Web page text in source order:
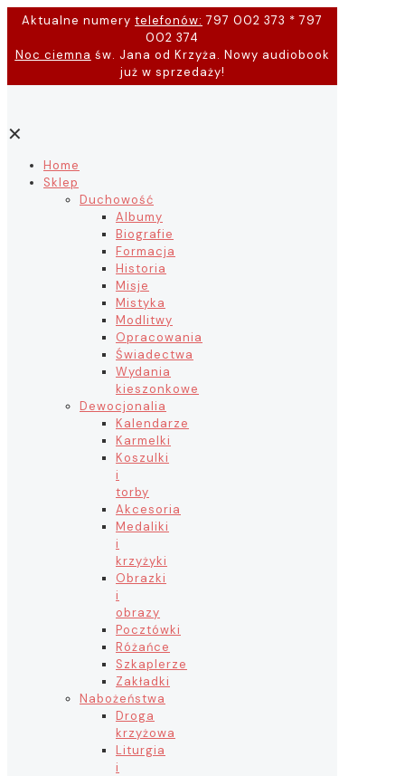
Aktualne numery telefonów: 797 002 373 * 797
002 374
Noc ciemna św. Jana od Krzyża. Nowy audiobook
już w sprzedaży!
✕
Home
Sklep
Duchowość
Albumy
Biografie
Formacja
Historia
Misje
Mistyka
Modlitwy
Opracowania
Świadectwa
Wydania
kieszonkowe
Dewocjonalia
Kalendarze
Karmelki
Koszulki
i
torby
Akcesoria
Medaliki
i
krzyżyki
Obrazki
i
obrazy
Pocztówki
Różańce
Szkaplerze
Zakładki
Nabożeństwa
Droga
krzyżowa
Liturgia
i